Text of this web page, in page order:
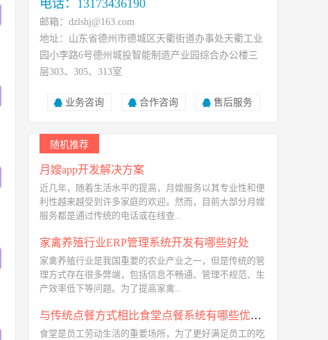
电话：13173436190
邮箱：dzlshj@163.com
地址：山东省德州市德城区天衢街道办事处天衢工业
园小李路6号德州城投智能制造产业园综合办公楼三
层303、305、313室
业务咨询 合作咨询 售后服务
随机推荐
月嫂app开发解决方案
近几年，随着生活水平的提高，月嫂服务以其专业性和便
利性越来越受到许多家庭的欢迎。然而，目前大部分月嫂
服务都是通过传统的电话或在线查...
家禽养殖行业ERP管理系统开发有哪些好处
家禽养殖行业是我国重要的农业产业之一，但是传统的管
理方式存在很多弊端，包括信息不畅通、管理不规范、生
产效率低下等问题。为了提高家禽...
与传统点餐方式相比食堂点餐系统有哪些优势呢
食堂是员工劳动生活的重要场所，为了更好满足员工的吃